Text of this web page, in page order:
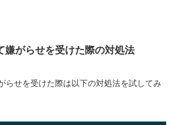
嫌がらせを受けた際の対処法
らせを受けた際は以下の対処法を試してみ